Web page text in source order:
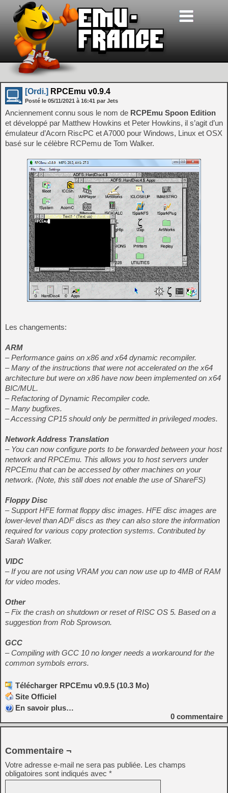
[Ordi.] RPCEmu v0.9.4
Posté le 05/11/2021 à 16:41 par Jets
Anciennement connu sous le nom de RCPEmu Spoon Edition
et développé par Matthew Howkins et Peter Howkins, il s’agit d’un
émulateur d’Acorn RiscPC et A7000 pour Windows, Linux et OSX
basé sur le célèbre RCPemu de Tom Walker.
Les changements:
ARM
– Performance gains on x86 and x64 dynamic recompiler.
– Many of the instructions that were not accelerated on the x64
architecture but were on x86 have now been implemented on x64
BIC/MUL.
– Refactoring of Dynamic Recompiler code.
– Many bugfixes.
– Accessing CP15 should only be permitted in privileged modes.
Network Address Translation
– You can now configure ports to be forwarded between your host
network and RPCEmu. This allows you to host servers under
RPCEmu that can be accessed by other machines on your
network. (Note, this still does not enable the use of ShareFS)
Floppy Disc
– Support HFE format floppy disc images. HFE disc images are
lower-level than ADF discs as they can also store the information
required for various copy protection systems. Contributed by
Sarah Walker.
VIDC
– If you are not using VRAM you can now use up to 4MB of RAM
for video modes.
Other
– Fix the crash on shutdown or reset of RISC OS 5. Based on a
suggestion from Rob Sprowson.
GCC
– Compiling with GCC 10 no longer needs a workaround for the
common symbols errors.
Télécharger RPCEmu v0.9.5 (10.3 Mo)
Site Officiel
En savoir plus…
0 commentaire
Commentaire ¬
Votre adresse e-mail ne sera pas publiée. Les champs
obligatoires sont indiqués avec *